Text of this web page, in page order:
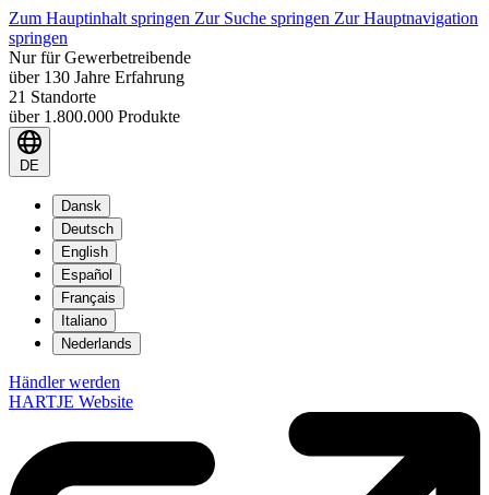
Zum Hauptinhalt springen Zur Suche springen Zur Hauptnavigation
springen
Nur für Gewerbetreibende
über 130 Jahre Erfahrung
21 Standorte
über 1.800.000 Produkte
DE
Dansk
Deutsch
English
Español
Français
Italiano
Nederlands
Händler werden
HARTJE Website